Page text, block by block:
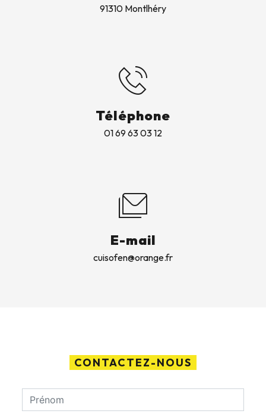
91310 Montlhéry
Téléphone
01 69 63 03 12
E-mail
cuisofen@orange.fr
CONTACTEZ-NOUS